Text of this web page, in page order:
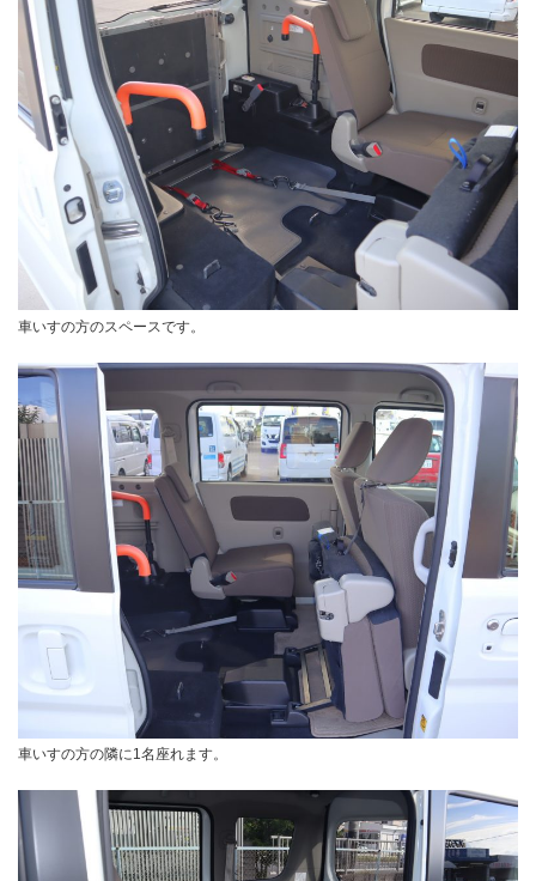
車いすの方のスペースです。
車いすの方の隣に1名座れます。